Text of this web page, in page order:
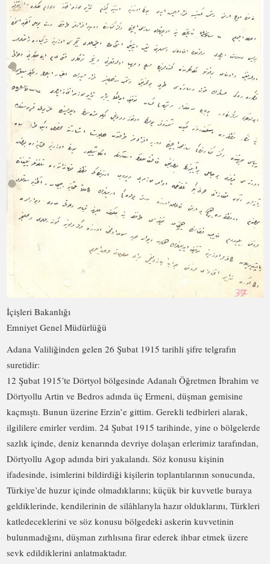
İçişleri Bakanlığı
Emniyet Genel Müdürlüğü
Adana Valiliğinden gelen 26 Şubat 1915 tarihli şifre telgrafın
suretidir:
12 Şubat 1915’te Dörtyol bölgesinde Adanalı Öğretmen İbrahim ve
Dörtyollu Artin ve Bedros adında üç Ermeni, düşman gemisine
kaçmıştı. Bunun üzerine Erzin’e gittim. Gerekli tedbirleri alarak,
ilgililere emirler verdim. 24 Şubat 1915 tarihinde, yine o bölgelerde
sazlık içinde, deniz kenarında devriye dolaşan erlerimiz tarafından,
Dörtyollu Agop adında biri yakalandı. Söz konusu kişinin
ifadesinde, isimlerini bildirdiği kişilerin toplantılarının sonucunda,
Türkiye’de huzur içinde olmadıklarını; küçük bir kuvvetle buraya
geldiklerinde, kendilerinin de silâhlarıyla hazır olduklarını, Türkleri
katledeceklerini ve söz konusu bölgedeki askerin kuvvetinin
bulunmadığını, düşman zırhlısına firar ederek ihbar etmek üzere
sevk edildiklerini anlatmaktadır.